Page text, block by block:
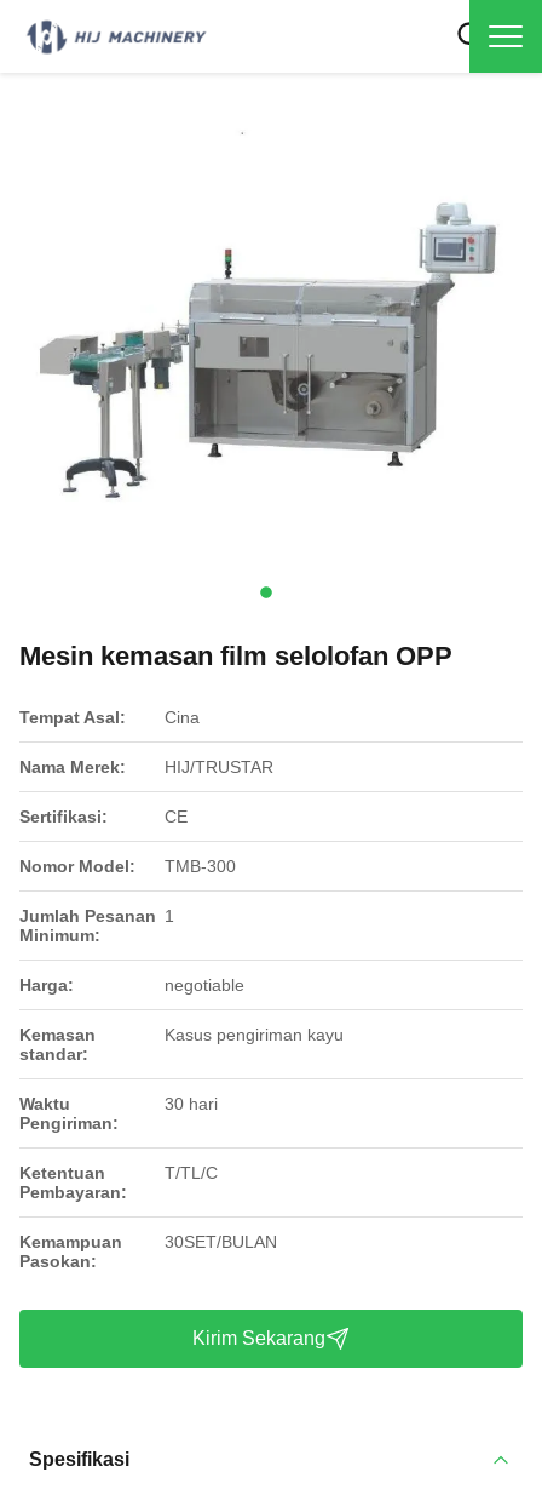
Mesin kemasan film selolofan OPP
Tempat Asal: Cina
Nama Merek: HIJ/TRUSTAR
Sertifikasi: CE
Nomor Model: TMB-300
Jumlah Pesanan
Minimum:
1
Harga: negotiable
Kemasan
standar:
Kasus pengiriman kayu
Waktu
Pengiriman:
30 hari
Ketentuan
Pembayaran:
T/TL/C
Kemampuan
Pasokan:
30SET/BULAN
Kirim Sekarang
Spesifikasi